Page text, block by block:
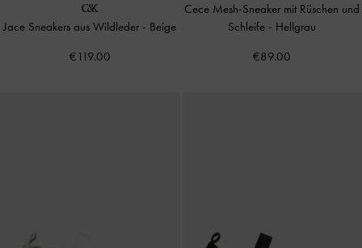
Jace Sneakers aus Wildleder - Beige
€119.00
Cece Mesh-Sneaker mit Rüschen und
Schleife - Hellgrau
€89.00